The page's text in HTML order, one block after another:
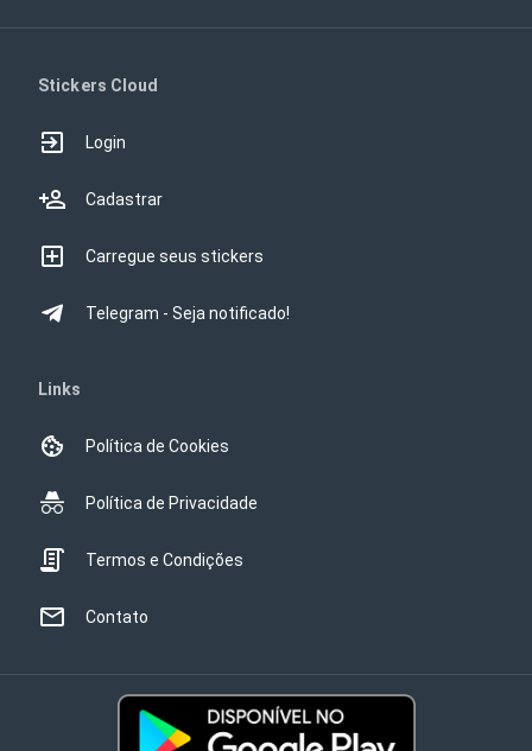
Stickers Cloud
Login
Cadastrar
Carregue seus stickers
Telegram - Seja notificado!
Links
Política de Cookies
Política de Privacidade
Termos e Condições
Contato